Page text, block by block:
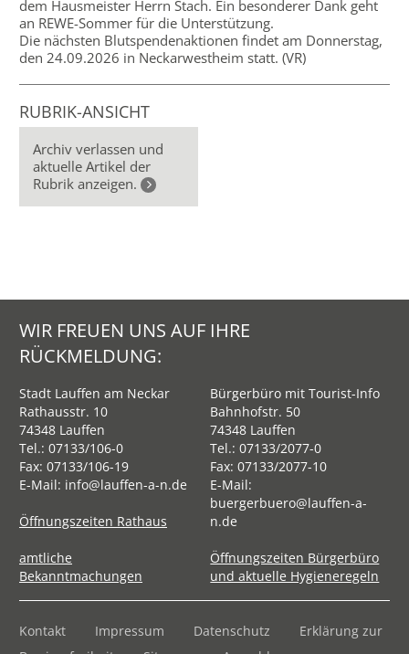
dem Hausmeister Herrn Stach. Ein besonderer Dank geht
an REWE-Sommer für die Unterstützung.
Die nächsten Blutspendenaktionen findet am Donnerstag,
den 24.09.2026 in Neckarwestheim statt. (VR)
RUBRIK-ANSICHT
Archiv verlassen und
aktuelle Artikel der
Rubrik anzeigen.
WIR FREUEN UNS AUF IHRE
RÜCKMELDUNG:
Stadt Lauffen am Neckar
Rathausstr. 10
74348 Lauffen
Tel.: 07133/106-0
Fax: 07133/106-19
E-Mail: info@lauffen-a-n.de
Öffnungszeiten Rathaus
amtliche
Bekanntmachungen
Bürgerbüro mit Tourist-Info
Bahnhofstr. 50
74348 Lauffen
Tel.:07133/2077-0
Fax: 07133/2077-10
E-Mail:
buergerbuero@lauffen-a-
n.de
Öffnungszeiten Bürgerbüro
und aktuelle Hygieneregeln
Kontakt Impressum Datenschutz
Erklärung zur